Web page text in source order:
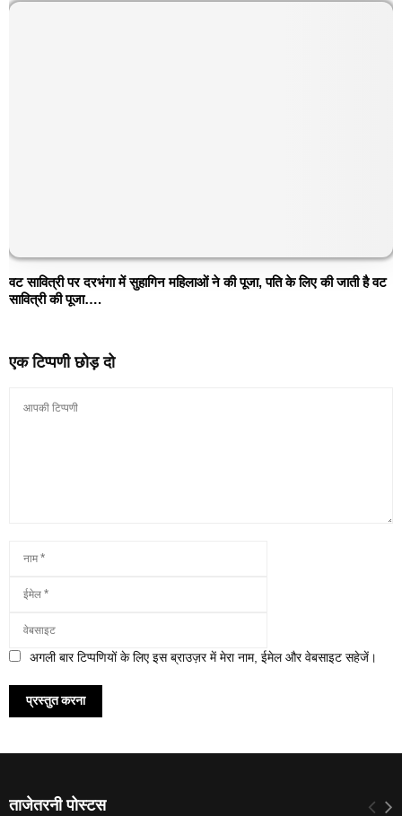
वट सावित्री पर दरभंगा में सुहागिन महिलाओं ने की पूजा, पति के लिए की जाती है वट
सावित्री की पूजा….
एक टिप्पणी छोड़ दो
अगली बार टिप्पणियों के लिए इस ब्राउज़र में मेरा नाम, ईमेल और वेबसाइट सहेजें।
ताजेतरनी पोस्टस